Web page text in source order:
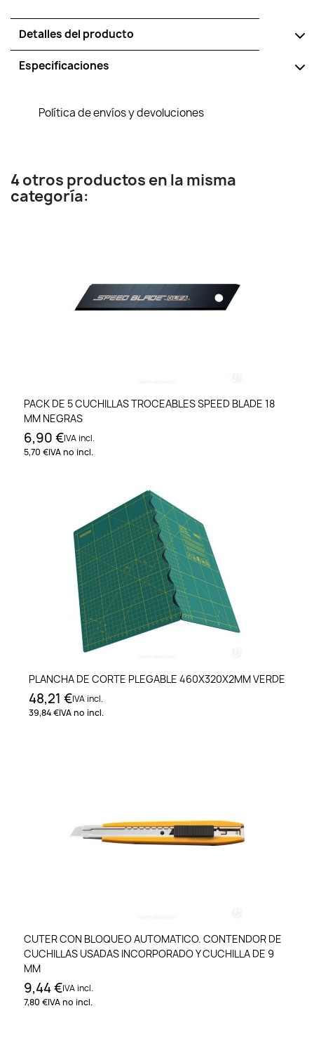
Detalles del producto
Especificaciones
Política de envíos y devoluciones
4 otros productos en la misma
categoría:
PACK DE 5 CUCHILLAS TROCEABLES SPEED BLADE 18
MM NEGRAS
6,90 €IVA incl.
5,70 €IVA no incl.
PLANCHA DE CORTE PLEGABLE 460X320X2MM VERDE
48,21 €IVA incl.
39,84 €IVA no incl.
CUTER CON BLOQUEO AUTOMATICO. CONTENDOR DE
CUCHILLAS USADAS INCORPORADO Y CUCHILLA DE 9
MM
9,44 €IVA incl.
7,80 €IVA no incl.